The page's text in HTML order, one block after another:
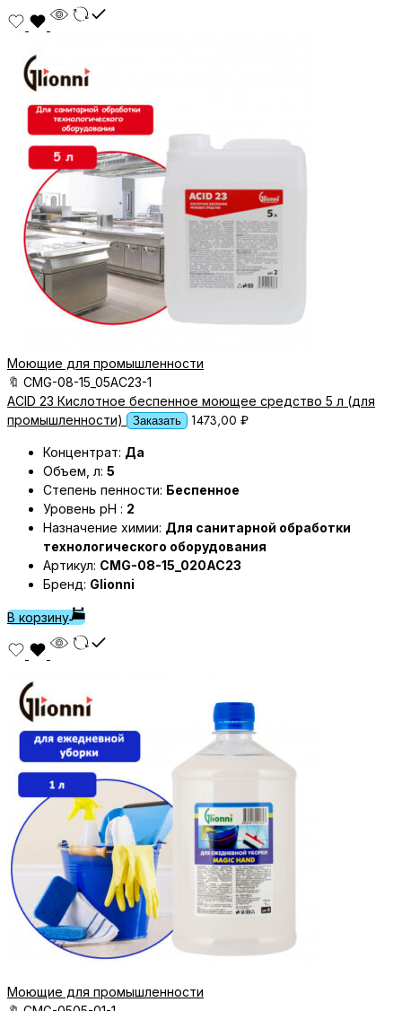
Моющие для промышленности
🔖 CMG-08-15_05AC23-1
ACID 23 Кислотное беспенное моющее средство 5 л (для
промышленности)
Заказать 1473,00 ₽
Концентрат: Да
Объем, л: 5
Степень пенности: Беспенное
Уровень pH : 2
Назначение химии: Для санитарной обработки
технологического оборудования
Артикул: CMG-08-15_020AC23
Бренд: Glionni
В корзину
Моющие для промышленности